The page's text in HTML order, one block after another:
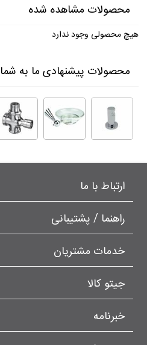
محصولات مشاهده شده
هیچ محصولی وجود ندارد
محصولات پیشنهادی ما به شما
ارتباط با ما
راهنما / پشتیبانی
خدمات مشتریان
جیتو کالا
خبرنامه